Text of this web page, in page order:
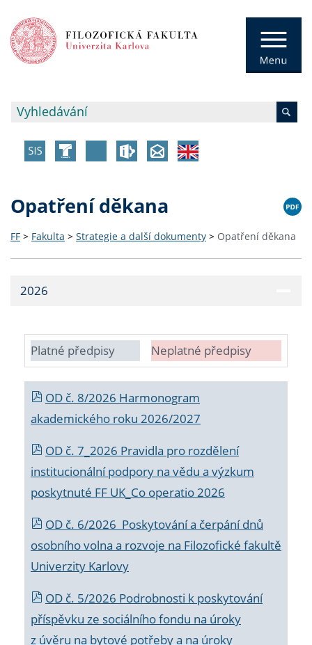
Opatření děkana
FF > Fakulta > Strategie a další dokumenty > Opatření děkana
2026
Platné předpisy Neplatné předpisy
OD č. 8/2026 Harmonogram
akademického roku 2026/2027
OD č. 7_2026 Pravidla pro rozdělení
institucionální podpory na vědu a výzkum
poskytnuté FF UK_Co operatio 2026
OD č. 6/2026 Poskytování a čerpání dnů
osobního volna a rozvoje na Filozofické fakultě
Univerzity Karlovy
OD č. 5/2026 Podrobnosti k poskytování
příspěvku ze sociálního fondu na úroky
z úvěru na bytové potřeby a na úroky